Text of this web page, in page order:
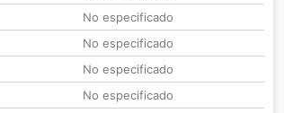
No especificado
No especificado
No especificado
No especificado